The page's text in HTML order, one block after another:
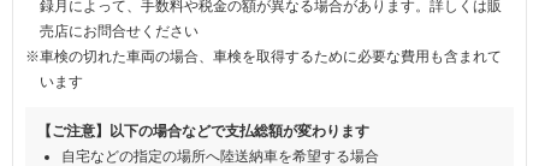
録月によって、手数料や税金の額が異なる場合があります。詳しくは販
売店にお問合せください
※車検の切れた車両の場合、車検を取得するために必要な費用も含まれて
います
【ご注意】以下の場合などで支払総額が変わります
自宅などの指定の場所へ陸送納車を希望する場合